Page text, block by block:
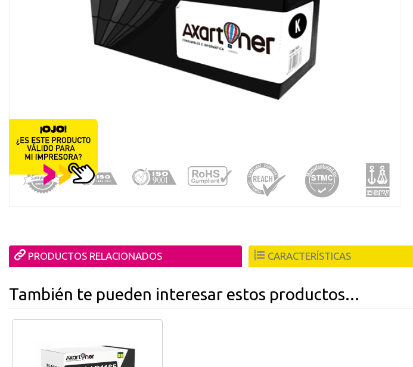
PRODUCTOS RELACIONADOS CARACTERÍSTICAS
También te pueden interesar estos productos...